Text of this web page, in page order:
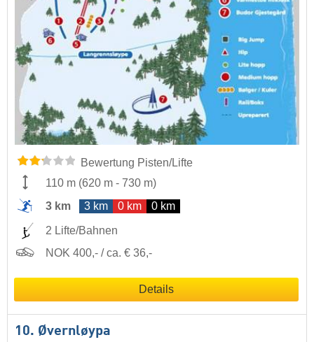
Bewertung Pisten/Lifte
110 m (620 m - 730 m)
3 km
3 km 0 km 0 km
2 Lifte/Bahnen
NOK 400,- / ca. € 36,-
Details
10. Øvernløypa